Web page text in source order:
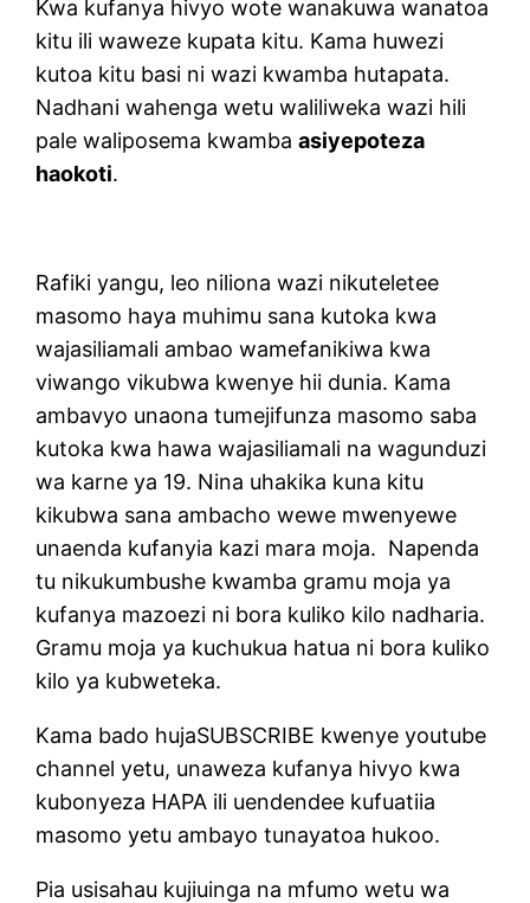
Kwa kufanya hivyo wote wanakuwa wanatoa
kitu ili waweze kupata kitu. Kama huwezi
kutoa kitu basi ni wazi kwamba hutapata.
Nadhani wahenga wetu waliliweka wazi hili
pale waliposema kwambaasiyepoteza
haokoti.
Rafiki yangu, leo niliona wazi nikuteletee
masomo haya muhimu sana kutoka kwa
wajasiliamali ambao wamefanikiwa kwa
viwango vikubwa kwenye hii dunia. Kama
ambavyo unaona tumejifunza masomo saba
kutoka kwa hawa wajasiliamali na wagunduzi
wa karne ya 19. Nina uhakika kuna kitu
kikubwa sana ambacho wewe mwenyewe
unaenda kufanyia kazi mara moja. Napenda
tu nikukumbushe kwamba gramu moja ya
kufanya mazoezi ni bora kuliko kilo nadharia.
Gramu moja ya kuchukua hatua ni bora kuliko
kilo ya kubweteka.
Kama bado hujaSUBSCRIBE kwenye youtube
channel yetu, unaweza kufanya hivyo kwa
kubonyeza HAPA ili uendendee kufuatiia
masomo yetu ambayo tunayatoa hukoo.
Pia usisahau kujiuinga na mfumo wetu wa